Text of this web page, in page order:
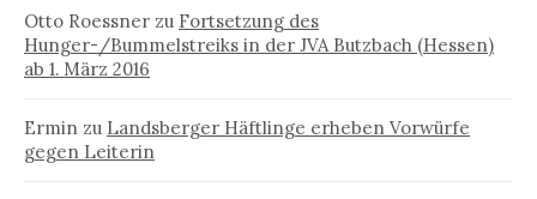
Otto Roessner zu Fortsetzung des
Hunger-/Bummelstreiks in der JVA Butzbach (Hessen)
ab 1. März 2016
Ermin zu Landsberger Häftlinge erheben Vorwürfe
gegen Leiterin